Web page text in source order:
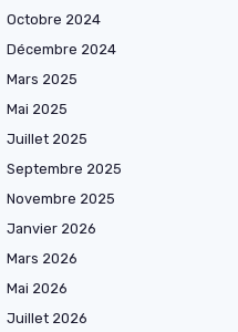
Octobre 2024
Décembre 2024
Mars 2025
Mai 2025
Juillet 2025
Septembre 2025
Novembre 2025
Janvier 2026
Mars 2026
Mai 2026
Juillet 2026